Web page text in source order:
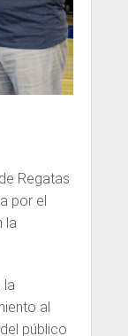
Regatas
por el
la
la
al
público